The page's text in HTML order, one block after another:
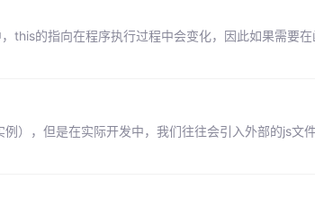
this的指向在程序执行过程中会变化，因此如果需要
），但是在实际开发中，我们往往会引入外部的js文